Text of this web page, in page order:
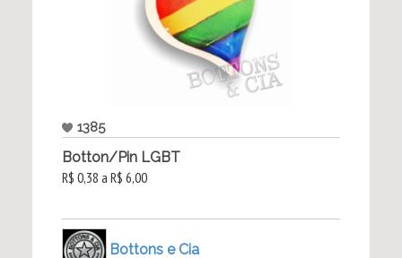
1385
Botton/Pin LGBT
R$ 0,38 a R$ 6,00
Bottons e Cia